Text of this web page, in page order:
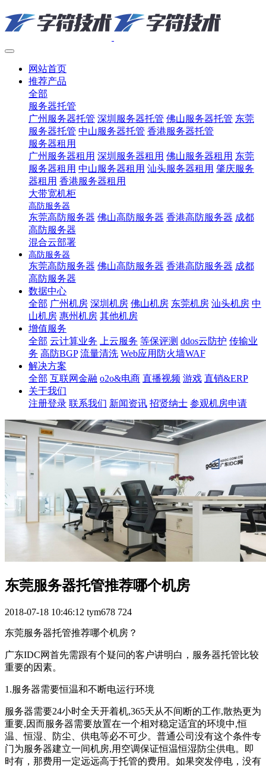
网站首页
推荐产品
全部
服务器托管
广州服务器托管 深圳服务器托管 佛山服务器托管 东莞
服务器托管 中山服务器托管 香港服务器托管
服务器租用
广州服务器租用 深圳服务器租用 佛山服务器租用 东莞
服务器租用 中山服务器租用 汕头服务器租用 肇庆服务
器租用 香港服务器租用
大带宽机柜
高防服务器
东莞高防服务器 佛山高防服务器 香港高防服务器 成都
高防服务器
混合云部署
高防服务器
东莞高防服务器 佛山高防服务器 香港高防服务器 成都
高防服务器
数据中心
全部 广州机房 深圳机房 佛山机房 东莞机房 汕头机房 中
山机房 惠州机房 其他机房
增值服务
全部 云计算业务 上云服务 等保评测 ddos云防护 传输业
务 高防BGP 流量清洗 Web应用防火墙WAF
解决方案
全部 互联网金融 o2o&电商 直播视频 游戏 直销&ERP
关于我们
注册登录 联系我们 新闻资讯 招贤纳士 参观机房申请
东莞服务器托管推荐哪个机房
2018-07-18 10:46:12 tym678 724
东莞服务器托管推荐哪个机房？
广东IDC网首先需跟有个疑问的客户讲明白，服务器托管比较
重要的因素。
1.服务器需要恒温和不断电运行环境
服务器需要24小时全天开着机,365天从不间断的工作,散热更为
重要,因而服务器需要放置在一个相对稳定适宜的环境中,恒
温、恒湿、防尘、供电等必不可少。普通公司没有这个条件专
门为服务器建立一间机房,用空调保证恒温恒湿防尘供电。即
时有，那费用一定远远高于托管的费用。如果突发停电，没有